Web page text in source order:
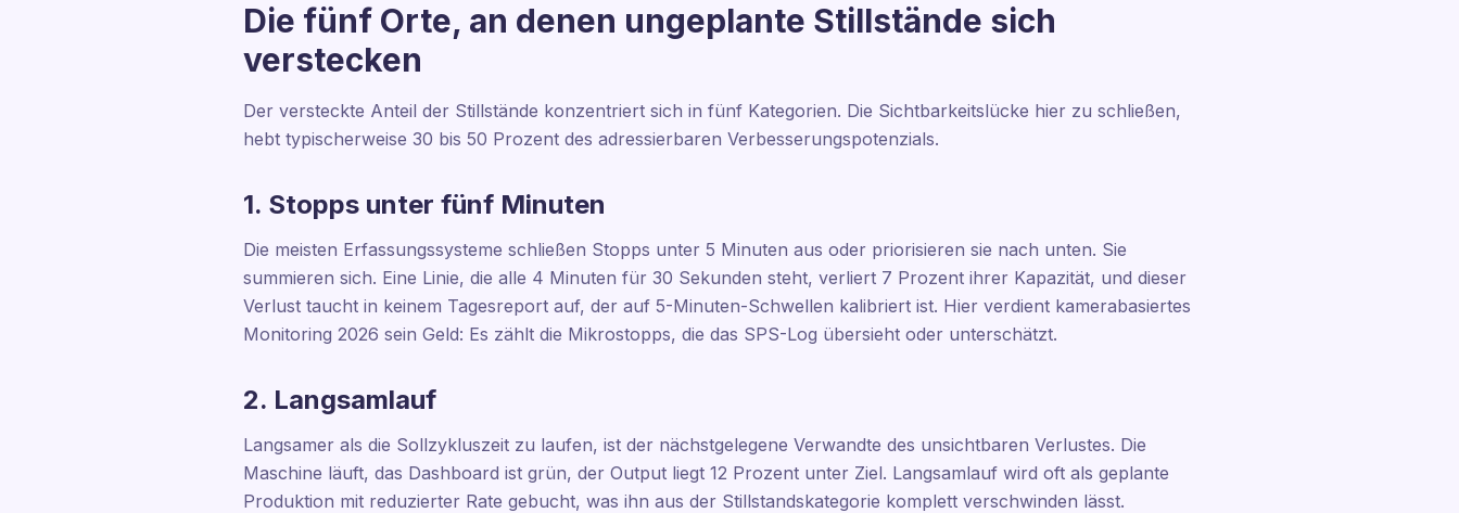
Die fünf Orte, an denen ungeplante Stillstände sich
verstecken
Der versteckte Anteil der Stillstände konzentriert sich in fünf Kategorien. Die Sichtbarkeitslücke hier zu schließen,
hebt typischerweise 30 bis 50 Prozent des adressierbaren Verbesserungspotenzials.
1. Stopps unter fünf Minuten
Die meisten Erfassungssysteme schließen Stopps unter 5 Minuten aus oder priorisieren sie nach unten. Sie
summieren sich. Eine Linie, die alle 4 Minuten für 30 Sekunden steht, verliert 7 Prozent ihrer Kapazität, und dieser
Verlust taucht in keinem Tagesreport auf, der auf 5-Minuten-Schwellen kalibriert ist. Hier verdient kamerabasiertes
Monitoring 2026 sein Geld: Es zählt die Mikrostopps, die das SPS-Log übersieht oder unterschätzt.
2. Langsamlauf
Langsamer als die Sollzykluszeit zu laufen, ist der nächstgelegene Verwandte des unsichtbaren Verlustes. Die
Maschine läuft, das Dashboard ist grün, der Output liegt 12 Prozent unter Ziel. Langsamlauf wird oft als geplante
Produktion mit reduzierter Rate gebucht, was ihn aus der Stillstandskategorie komplett verschwinden lässt.